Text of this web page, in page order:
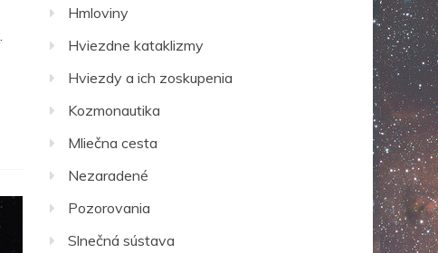
Hmloviny
Hviezdne kataklizmy
Hviezdy a ich zoskupenia
Kozmonautika
Mliečna cesta
Nezaradené
Pozorovania
Slnečná sústava